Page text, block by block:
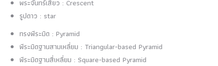
พระจันทร์เสี้ยว : Crescent
รูปดาว : star
ทรงพีระมิด : Pyramid
พีระมิดฐานสามเหลี่ยม : Triangular-based Pyramid
พีระมิดฐานสี่เหลี่ยม : Square-based Pyramid